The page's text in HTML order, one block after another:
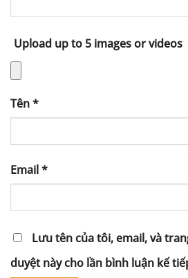
Upload up to 5 images or videos
Tên*
Email*
Lưu tên của tôi, email, và
duyệt này cho lần bình luận kế